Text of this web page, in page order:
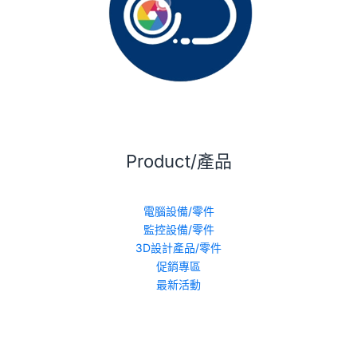
Product/產品
電腦設備/零件
監控設備/零件
3D設計產品/零件
促銷專區
最新活動